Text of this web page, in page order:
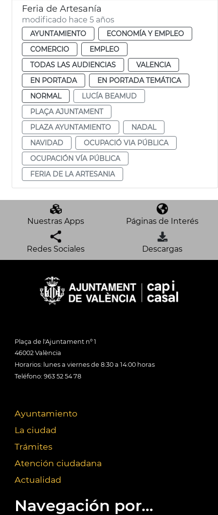
Feria de Artesanía
modificado hace 5 años
AYUNTAMIENTO
ECONOMÍA Y EMPLEO
COMERCIO
EMPLEO
TODAS LAS AUDIENCIAS
VALENCIA
EN PORTADA
EN PORTADA TEMÁTICA
NORMAL
LUCÍA BEAMUD
PLAÇA AJUNTAMENT
PLAZA AYUNTAMIENTO
NADAL
NAVIDAD
OCUPACIÓ VIA PÚBLICA
OCUPACIÓN VÍA PÚBLICA
FERIA DE LA ARTESANIA
Nuestras Apps Páginas de Interés
Redes Sociales Descargas
Plaça de l'Ajuntament nº 1
46002 València
Horarios: lunes a viernes de 8:30 a 14:00 horas
Teléfono: 963 52 54 78
Ayuntamiento
La ciudad
Trámites
Atención ciudadana
Actualidad
Navegación por...